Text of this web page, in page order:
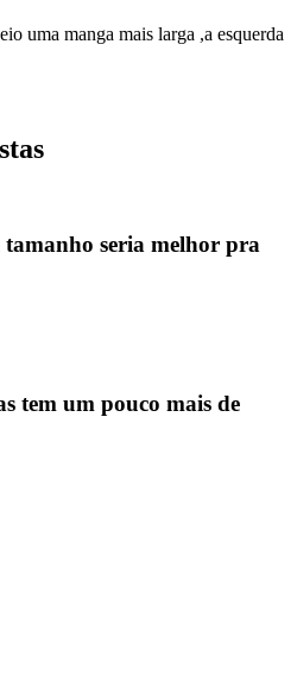
uma manga mais larga ,a esquerda
tamanho seria melhor pra
tem um pouco mais de